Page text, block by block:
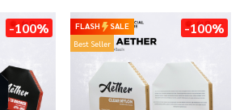
-100% FLASH
SALE
Best Seller
-100%